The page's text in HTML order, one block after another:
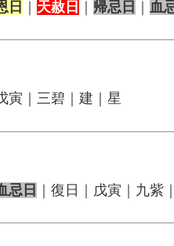
日 天赦日 帰忌日 血
寅｜三碧｜建｜星
忌日 ｜復日｜戊寅｜九紫